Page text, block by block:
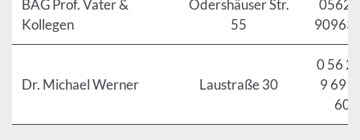
BAG Prof. Vater &
Kollegen
Odershäuser Str.
55
Dr. Michael Werner Laustraße 30
0 56
9 69
60